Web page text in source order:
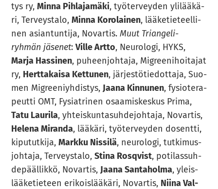
tys ry, Minna Pih­la­ja­mä­ki, työ­ter­vey­den yli­lää­kä­
ri, Ter­veys­ta­lo, Minna Ko­ro­lai­nen, lää­ke­tie­teel­li­
nen asian­tun­ti­ja, No­var­tis. Muut Triangeli-​
ryhmän jä­se­net: Ville Artto, Neu­ro­lo­gi, HYKS,
Marja Has­si­nen, pu­heen­joh­ta­ja, Migree­ni­hoi­ta­jat
ry, Hert­ta­kai­sa Ket­tu­nen, jär­jes­tö­tie­dot­ta­ja, Suo­
men Migree­niyh­dis­tys, Jaana Kin­nu­nen, fy­sio­te­ra­
peut­ti OMT, Fy­siat­ri­nen osaa­mis­kes­kus Prima,
Tatu Lau­ri­la, yh­teis­kun­ta­suh­de­joh­ta­ja, No­var­tis,
He­le­na Mi­ran­da, lää­kä­ri, työ­ter­vey­den do­sent­ti,
ki­pu­tut­ki­ja, Mark­ku Nis­si­lä, neu­ro­lo­gi, tut­ki­mus­
joh­ta­ja, Ter­veys­ta­lo, Stina Ros­qvist, po­ti­las­suh­
de­pääl­lik­kö, No­var­tis, Jaana San­ta­hol­ma, yleis­
lää­ke­tie­teen eri­kois­lää­kä­ri, No­var­tis, Niina Val­